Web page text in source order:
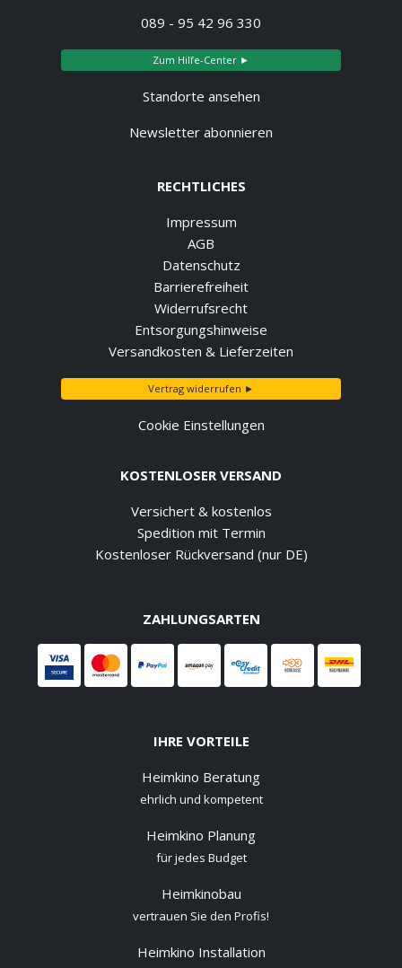
089 - 95 42 96 330
Zum Hilfe-Center ►
Standorte ansehen
Newsletter abonnieren
RECHTLICHES
Impressum
AGB
Datenschutz
Barrierefreiheit
Widerrufsrecht
Entsorgungshinweise
Versandkosten & Lieferzeiten
Vertrag widerrufen ►
Cookie Einstellungen
KOSTENLOSER VERSAND
Versichert & kostenlos
Spedition mit Termin
Kostenloser Rückversand (nur DE)
ZAHLUNGSARTEN
IHRE VORTEILE
Heimkino Beratung
ehrlich und kompetent
Heimkino Planung
für jedes Budget
Heimkinobau
vertrauen Sie den Profis!
Heimkino Installation